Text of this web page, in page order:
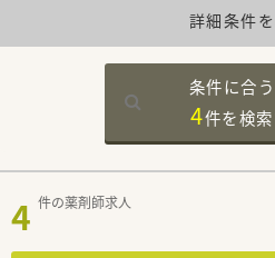
詳細条件
条件に合
4件を検
4 件の薬剤師求人